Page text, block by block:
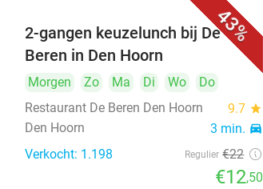
43%
2-gangen keuzelunch bij De
Beren in Den Hoorn
Morgen Zo Ma Di Wo
Do
Restaurant De Beren Den Hoorn
9.7 star
Den Hoorn 3 min. directions_car
Verkocht: 1.198 Regulier €22
€12,50